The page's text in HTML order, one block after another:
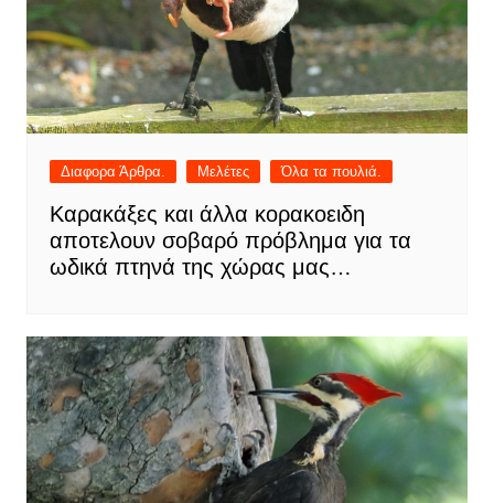
Διαφορα Άρθρα. Μελέτες Όλα τα πουλιά.
Καρακάξες και άλλα κορακοειδη
αποτελουν σοβαρό πρόβλημα για τα
ωδικά πτηνά της χώρας μας…